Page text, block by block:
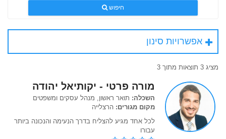
חיפוש
אפשרויות סינון
מציג 3 תוצאות מתוך 3
מורה פרטי - יקותיאל יהודה
השכלה: תואר ראשון, מנהל עסקים ומשפטים
מקום מגורים: הרצלייה
לכל אחד מגיע להצליח בדרך הנעימה והנכונה ביותר
עבורו